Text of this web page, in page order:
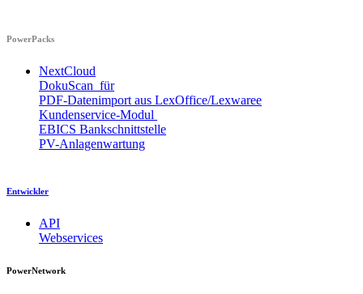
PowerPacks
NextCloud
DokuScan für
PDF-Datenimport aus LexOffice/Lexwaree
Kundenservice-Modul
EBICS Bankschnittstelle
PV-Anlagenwartung
Entwickler
API
Webservices
PowerNetwork